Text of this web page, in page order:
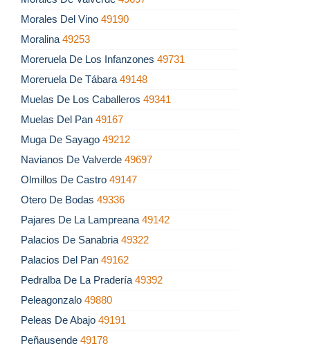
Morales Del Vino 49190
Moralina 49253
Moreruela De Los Infanzones 49731
Moreruela De Tábara 49148
Muelas De Los Caballeros 49341
Muelas Del Pan 49167
Muga De Sayago 49212
Navianos De Valverde 49697
Olmillos De Castro 49147
Otero De Bodas 49336
Pajares De La Lampreana 49142
Palacios De Sanabria 49322
Palacios Del Pan 49162
Pedralba De La Pradería 49392
Peleagonzalo 49880
Peleas De Abajo 49191
Peñausende 49178